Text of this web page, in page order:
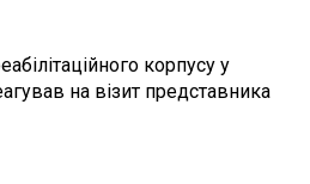
корпусу у
на візит представника